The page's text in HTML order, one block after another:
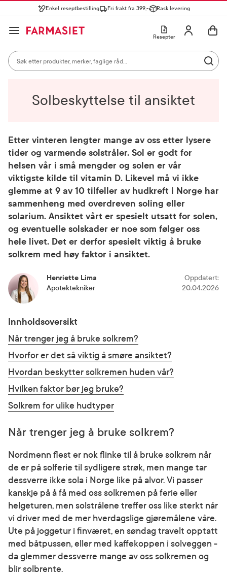
Enkel reseptbestilling Fri frakt fra 399,- Rask levering
GÅ TIL INNHOLD
TIL HANDLEKURVEN
Åpne
Søk i apotek
Utfør
Resepter Min profil
Hjem
Solbeskyttelse til
ansiktet
Solbeskyttelse til ansiktet
Etter vinteren lengter mange av oss etter lysere
tider og varmende solstråler. Sol er godt for
helsen vår i små mengder og solen er vår
viktigste kilde til vitamin D. Likevel må vi ikke
glemme at 9 av 10 tilfeller av hudkreft i Norge har
sammenheng med overdreven soling eller
solarium. Ansiktet vårt er spesielt utsatt for solen,
og eventuelle solskader er noe som følger oss
hele livet. Det er derfor spesielt viktig å bruke
solkrem med høy faktor i ansiktet.
Henriette Lima
Apotektekniker
Oppdatert:
20.04.2026
Innholdsoversikt
Når trenger jeg å bruke solkrem?
Hvorfor er det så viktig å smøre ansiktet?
Hvordan beskytter solkremen huden vår?
Hvilken faktor bør jeg bruke?
Solkrem for ulike hudtyper
Når trenger jeg å bruke solkrem?
Nordmenn flest er nok flinke til å bruke solkrem når
de er på solferie til sydligere strøk, men mange tar
dessverre ikke sola i Norge like på alvor. Vi passer
kanskje på å få med oss solkremen på ferie eller
helgeturen, men solstrålene treffer oss like sterkt når
vi driver med de mer hverdagslige gjøremålene våre.
Ute på joggetur i finværet, en søndag travelt opptatt
med båtpussen, eller med kaffekoppen i solveggen -
da glemmer dessverre mange av oss solkremen og
blir solbrente.
Søk i apotek
Skriv inn minst ett tegn for å se forslag, eller trykk søk.
Mest søkte kategorier
paracet
magnesium
cosmica